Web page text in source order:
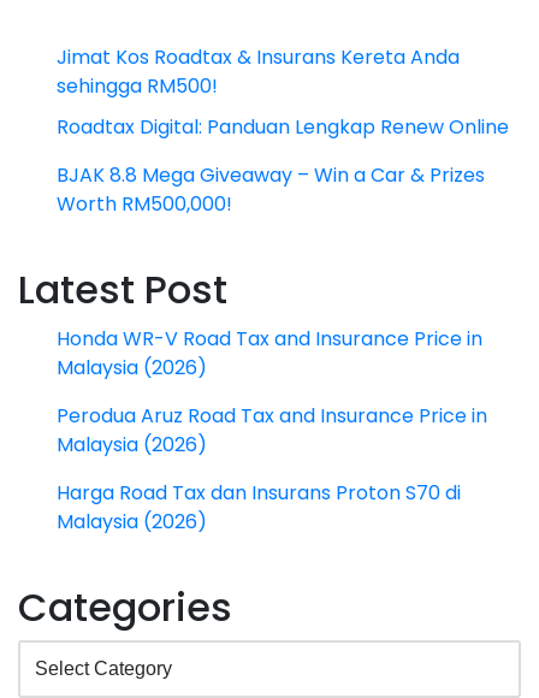
Jimat Kos Roadtax & Insurans Kereta Anda
sehingga RM500!
Roadtax Digital: Panduan Lengkap Renew Online
BJAK 8.8 Mega Giveaway – Win a Car & Prizes
Worth RM500,000!
Latest Post
Honda WR-V Road Tax and Insurance Price in
Malaysia (2026)
Perodua Aruz Road Tax and Insurance Price in
Malaysia (2026)
Harga Road Tax dan Insurans Proton S70 di
Malaysia (2026)
Categories